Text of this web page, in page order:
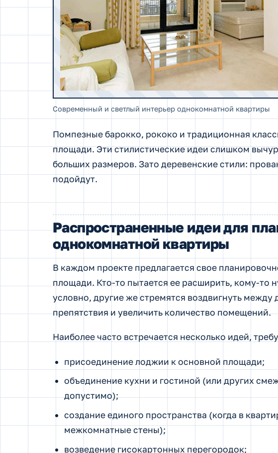
Современный и светлый интерьер однокомнатной квартиры
Помпезные барокко, рококо и традиционная
площади. Эти стилистические идеи слишком
больших размеров. Зато деревенские стили:
подойдут.
Распространенные идеи для
однокомнатной квартиры
В каждом проекте предлагается свое
площади. Кто-то пытается ее расширить, кому-то
условно, другие же стремятся воздвигнуть
препятствия и увеличить количество помещений.
Наиболее часто встречается несколько идей,
присоединение лоджии к основной площади;
объединение кухни и гостиной (или других
допустимо);
создание единого пространства (когда в
межкомнатные стены);
возведение гисокартонных перегородок;